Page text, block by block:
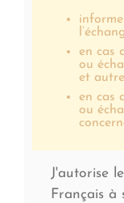
en cas
ou
et
en cas
ou
J'autorise
Français à